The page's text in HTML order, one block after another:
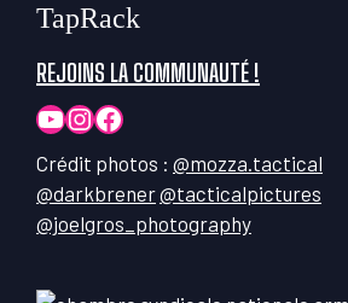
TapRack
REJOINS LA COMMUNAUTÉ !
YouTube
Instagram
Facebook
Crédit photos : @mozza.tactical
@darkbrener@tacticalpictures
@joelgros_photography